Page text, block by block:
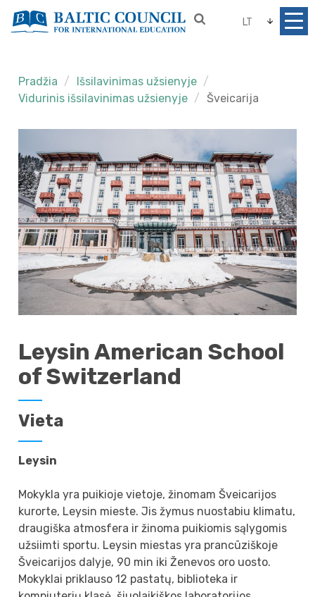
LT
Pradžia
Išsilavinimas užsienyje
Vidurinis išsilavinimas užsienyje
Šveicarija
Leysin American School
of Switzerland
Vieta
Leysin
Mokykla yra puikioje vietoje, žinomam Šveicarijos
kurorte, Leysin mieste. Jis žymus nuostabiu klimatu,
draugiška atmosfera ir žinoma puikiomis sąlygomis
užsiimti sportu. Leysin miestas yra prancūziškoje
Šveicarijos dalyje, 90 min iki Ženevos oro uosto.
Mokyklai priklauso 12 pastatų, biblioteka ir